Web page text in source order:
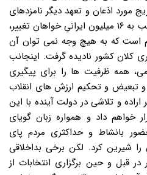
مورد اذعان و تعهد دیگر نامزدهای
انتخاباتی نیز قرار گرفت. رأی قریب به ۱۶ میلیون ایرانیِ خواهان تغییر،
است که به هیچ وجه نمی توان آن
کلان کشور نادیده گرفت. اینجانب
همه ظرفیت ها را برای پیگیری
و تبعیض و تحکیم ارزش های انقلاب
و تلاشی در دولت آینده با این
خواهم داد و همواره زبان گویای
بانشاط و حداکثری مردم پای
شیرین کرد. لکن برخی بداخلاقی
قبل و حین برگزاری انتخابات از